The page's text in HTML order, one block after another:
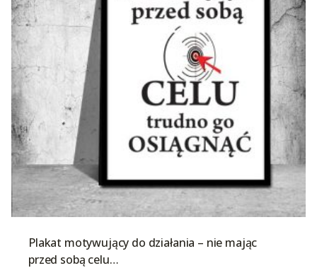
Plakat motywujący do działania – nie mając
przed sobą celu…